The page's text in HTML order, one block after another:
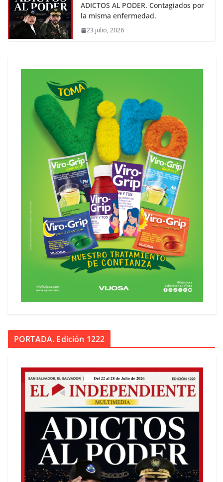
ADICTOS AL PODER. Contagiados por
la misma enfermedad.
23 julio, 2026
PORTADA. Edición 1222